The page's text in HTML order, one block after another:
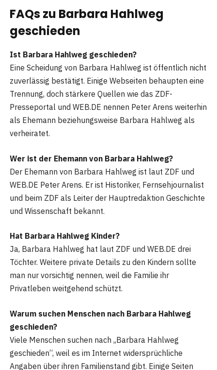
FAQs zu Barbara Hahlweg
geschieden
Ist Barbara Hahlweg geschieden?
Eine Scheidung von Barbara Hahlweg ist öffentlich nicht
zuverlässig bestätigt. Einige Webseiten behaupten eine
Trennung, doch stärkere Quellen wie das ZDF-
Presseportal und WEB.DE nennen Peter Arens weiterhin
als Ehemann beziehungsweise Barbara Hahlweg als
verheiratet.
Wer ist der Ehemann von Barbara Hahlweg?
Der Ehemann von Barbara Hahlweg ist laut ZDF und
WEB.DE Peter Arens. Er ist Historiker, Fernsehjournalist
und beim ZDF als Leiter der Hauptredaktion Geschichte
und Wissenschaft bekannt.
Hat Barbara Hahlweg Kinder?
Ja, Barbara Hahlweg hat laut ZDF und WEB.DE drei
Töchter. Weitere private Details zu den Kindern sollte
man nur vorsichtig nennen, weil die Familie ihr
Privatleben weitgehend schützt.
Warum suchen Menschen nach Barbara Hahlweg
geschieden?
Viele Menschen suchen nach „Barbara Hahlweg
geschieden“, weil es im Internet widersprüchliche
Angaben über ihren Familienstand gibt. Einige Seiten